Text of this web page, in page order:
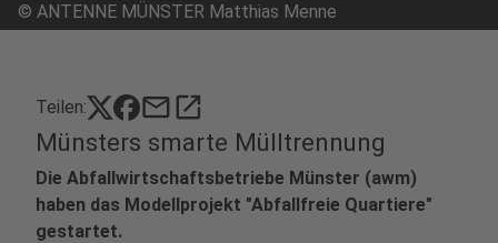
© ANTENNE MÜNSTER Matthias Menne
Teilen: mailopen_in_new
Münsters smarte Mülltrennung
Die Abfallwirtschaftsbetriebe Münster (awm)
haben das Modellprojekt "Abfallfreie Quartiere"
gestartet.